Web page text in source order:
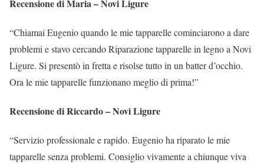
Recensione di Maria – Novi Ligure
“Chiamai Eugenio quando le mie tapparelle cominciarono a dare
problemi e stavo cercando Riparazione tapparelle in legno a Novi
Ligure. Si presentò in fretta e risolse tutto in un batter d’occhio.
Ora le mie tapparelle funzionano meglio di prima!”
Recensione di Riccardo – Novi Ligure
“Servizio professionale e rapido. Eugenio ha riparato le mie
tapparelle senza problemi. Consiglio vivamente a chiunque viva